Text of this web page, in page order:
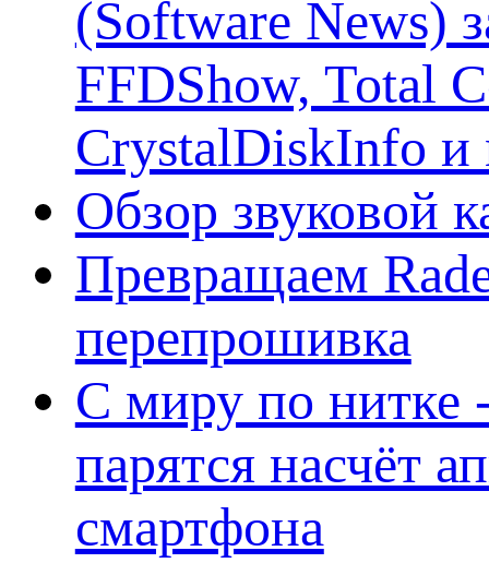
(Software News)
FFDShow, Total
CrystalDiskInfo и
Обзор звуковой
Превращаем
перепрошивка
С миру по нитке
парятся насчёт
смартфона